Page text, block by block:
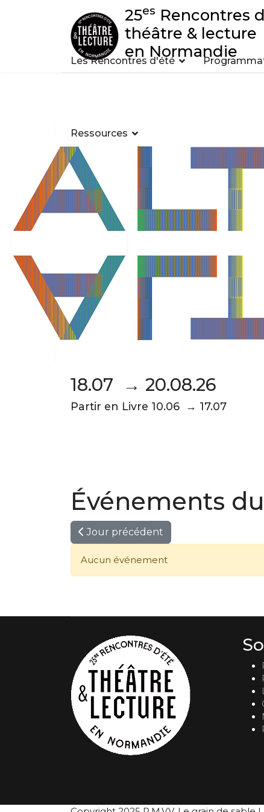
25es Rencontres
théâtre & lecture
en Normandie
Les Rencontres d'été
Ressources
18.07 → 20.08.26
Partir en Livre 10.06 → 17.07
Événements
Jour précédent
Aucun événement